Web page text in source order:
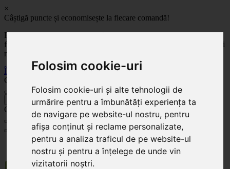
Folosim cookie-uri
Folosim cookie-uri și alte tehnologii de
urmărire pentru a îmbunătăți experiența ta
de navigare pe website-ul nostru, pentru
afișa conținut și reclame personalizate,
pentru a analiza traficul de pe website-ul
nostru și pentru a înțelege de unde vin
vizitatorii noștri.
×
Câștigă puncte și economisește la fiecare comandă!
Fă-ți cont pe site-ul nostru și câștigi puncte de fidelitate pentru
fiecare comandă! Cu cât comanzi mai mult, cu atât economisești mai
mult!
Înregistrează-te acum
Celoplast
Celoplast
Transportul este GRATUIT pentru comenzile mai mari de 350 Lei. Comanda minimă în
valoare de 100 Lei. Expediere în 1 - 2 zile lucrătoare.